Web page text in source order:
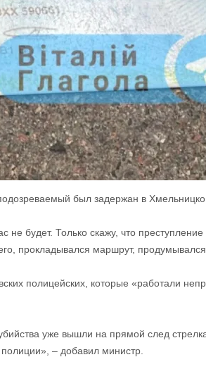
был задержан в
не будет. Только скажу, что
прокладывался маршрут,
полицейских, которые «работали
уже вышли на прямой след
– добавил министр.